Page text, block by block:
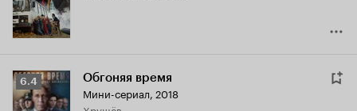
Рейтинг
Кинопоиска
6.4 Обгоняя время
Мини-сериал, 2018